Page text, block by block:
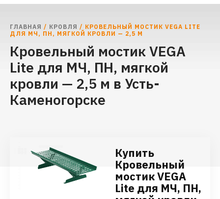
ГЛАВНАЯ / КРОВЛЯ / КРОВЕЛЬНЫЙ МОСТИК VEGA LITE
ДЛЯ МЧ, ПН, МЯГКОЙ КРОВЛИ — 2,5 М
Кровельный мостик VEGA
Lite для МЧ, ПН, мягкой
кровли — 2,5 м в Усть-
Каменогорске
Купить
Кровельный
мостик VEGA
Lite для МЧ, ПН,